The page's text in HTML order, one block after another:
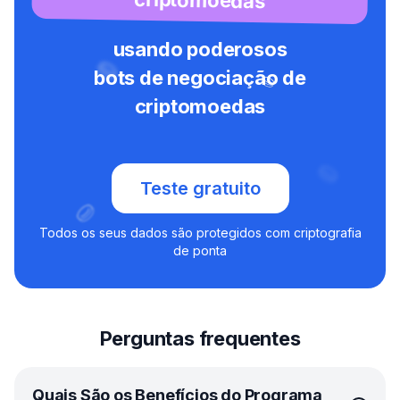
usando poderosos
bots de negociação de
criptomoedas
Teste gratuito
Todos os seus dados são protegidos com criptografia
de ponta
Perguntas frequentes
Quais São os Benefícios do Programa